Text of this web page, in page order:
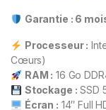
Garantie : 6
Processeur :
Cœurs)
RAM : 16 Go
Stockage : SSD
Écran : 14″ Full